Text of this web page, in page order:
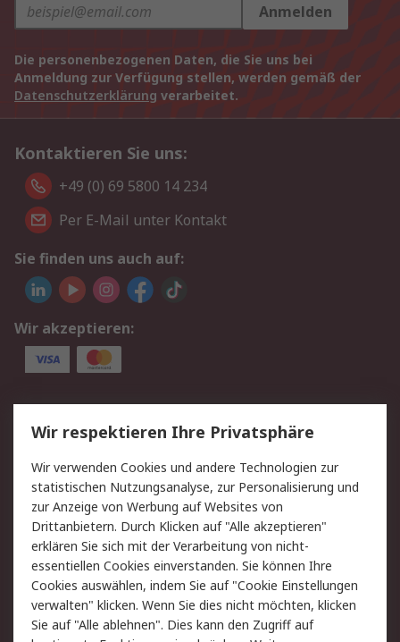
Anmelden
Die personenbezogenen Daten, die Sie uns bei
Anmeldung zur Verfügung stellen, werden gemäß der
Datenschutzerklärung verarbeitet.
Kontaktieren Sie uns:
+49 (0) 69 5800 14 234
Per E-Mail unter Kontakt
Sie finden uns auch auf:
Wir akzeptieren:
Service
Value Added Services
Lieferlösungen
Rücksendungen
Kontakt
Hilfe
Privatkunden
Rechtliches
AGB
Datenschutz
Cookie-Richtlinie
Zahlungsbedingungen
Copyright/Impressum
Entsorgung
Wir respektieren Ihre Privatsphäre
Wir verwenden Cookies und andere Technologien zur
statistischen Nutzungsanalyse, zur Personalisierung und
zur Anzeige von Werbung auf Websites von
Drittanbietern. Durch Klicken auf "Alle akzeptieren"
erklären Sie sich mit der Verarbeitung von nicht-
essentiellen Cookies einverstanden. Sie können Ihre
Cookies auswählen, indem Sie auf "Cookie Einstellungen
verwalten" klicken. Wenn Sie dies nicht möchten, klicken
Sie auf "Alle ablehnen". Dies kann den Zugriff auf